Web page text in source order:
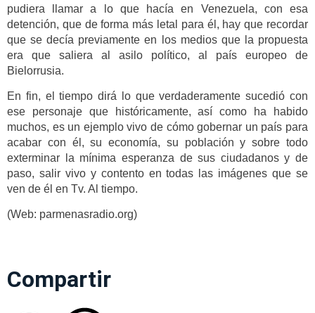
pudiera llamar a lo que hacía en Venezuela, con esa
detención, que de forma más letal para él, hay que recordar
que se decía previamente en los medios que la propuesta
era que saliera al asilo político, al país europeo de
Bielorrusia.
En fin, el tiempo dirá lo que verdaderamente sucedió con
ese personaje que históricamente, así como ha habido
muchos, es un ejemplo vivo de cómo gobernar un país para
acabar con él, su economía, su población y sobre todo
exterminar la mínima esperanza de sus ciudadanos y de
paso, salir vivo y contento en todas las imágenes que se
ven de él en Tv. Al tiempo.
(Web: parmenasradio.org)
Compartir